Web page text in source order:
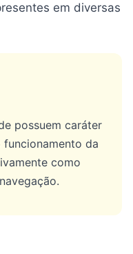
em diversas
possuem caráter
da
como